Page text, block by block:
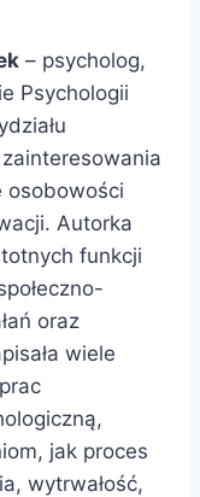
– psycholog,
Psychologii
osobowości
Autorka
funkcji
oraz
wiele
jak proces
wytrwałość,